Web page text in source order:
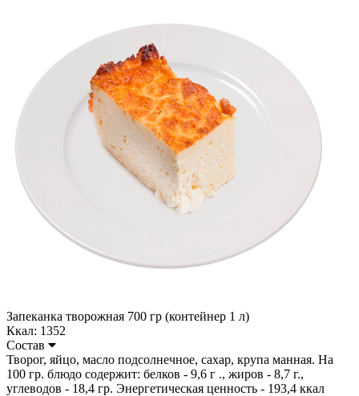
Запеканка творожная 700 гр (контейнер 1 л)
Ккал: 1352
Состав
Творог, яйцо, масло подсолнечное, сахар, крупа манная. На
100 гр. блюдо содержит: белков - 9,6 г ., жиров - 8,7 г.,
углеводов - 18,4 гр. Энергетическая ценность - 193,4 ккал